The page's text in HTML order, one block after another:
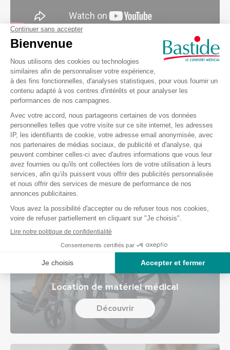
Les magasins Bastide Le Confort Médical
Pourquoi louer du matériel médical chez
Bastide Le Confort Médical ?
Location de matériel médical
Découvrir